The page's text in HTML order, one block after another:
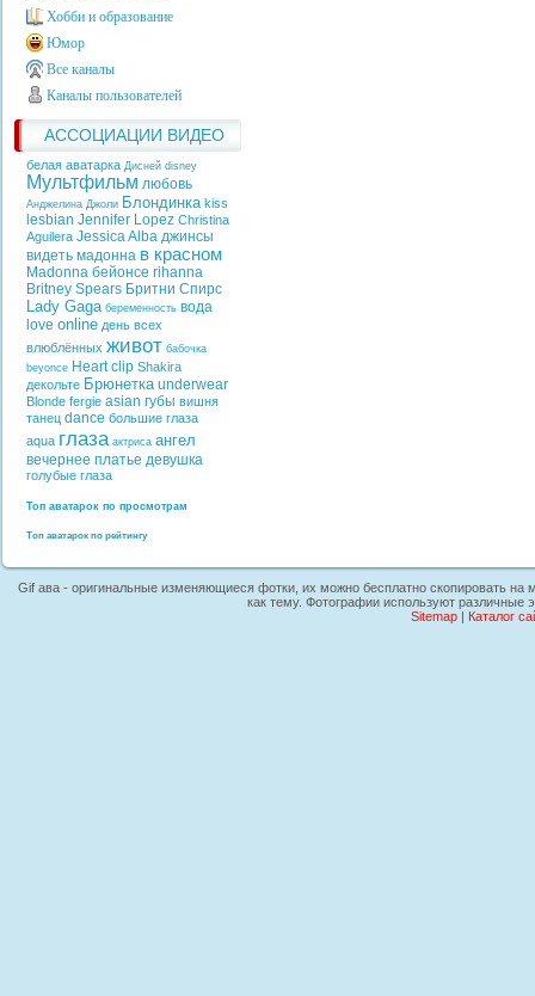
Хобби и образование
Юмор
Все каналы
Каналы пользователей
АССОЦИАЦИИ ВИДЕО
белая аватарка Дисней disney
Мультфильм любовь
Анджелина Джоли Блондинка kiss
lesbian Jennifer Lopez Christina
Aguilera Jessica Alba джинсы
видеть мадонна в красном
Madonna бейонсе rihanna
Britney Spears Бритни Спирс
Lady Gaga беременность вода
love online день всех
влюблённых живот бабочка
beyonce Heart clip Shakira
декольте Брюнетка underwear
Blonde fergie asian губы вишня
танец dance большие глаза
aqua глаза актриса ангел
вечернее платье девушка
голубые глаза
Топ аватарок по просмотрам
Топ аватарок по рейтингу
Gif ава - оригинальные изменяющиеся фотки, их можно бесплатно скопировать
как тему. Фотографии используют
Sitemap| Каталог